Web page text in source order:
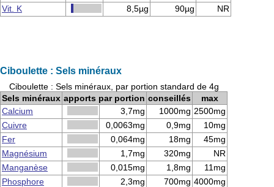
Vit. K
8,5µg 90µg NR
Ciboulette : Sels minéraux
Ciboulette : Sels minéraux, par portion standard de 4g
Sels minéraux apports par portion conseillés
max
Calcium
3,7mg 1000mg 2500mg
Cuivre
0,0063mg 0,9mg
10mg
Fer
0,064mg 18mg
45mg
Magnésium
1,7mg 320mg
NR
Manganèse
0,015mg 1,8mg
11mg
Phosphore
2,3mg 700mg 4000mg